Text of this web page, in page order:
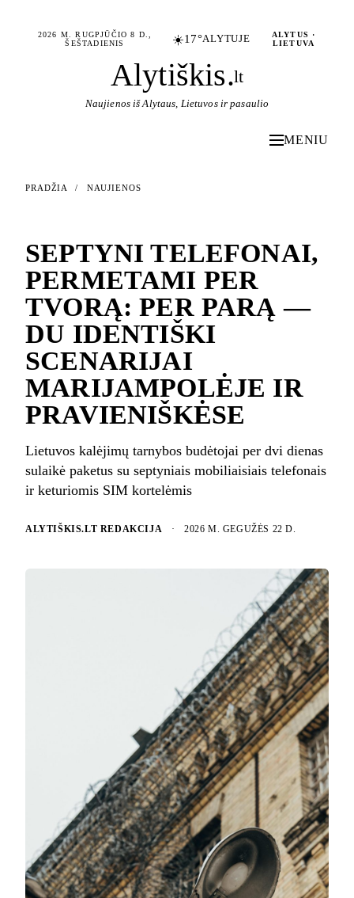
2026 M. RUGPJŪČIO 8 D.,
ŠEŠTADIENIS
☀️17°ALYTUJE
ALYTUS ·
LIETUVA
Alytiškis.lt
Naujienos iš Alytaus, Lietuvos ir pasaulio
MENIU
PRADŽIA / NAUJIENOS
SEPTYNI TELEFONAI,
PERMETAMI PER
TVORĄ: PER PARĄ —
DU IDENTIŠKI
SCENARIJAI
MARIJAMPOLĖJE IR
PRAVIENIŠKĖSE
Lietuvos kalėjimų tarnybos budėtojai per dvi dienas
sulaikė paketus su septyniais mobiliaisiais telefonais
ir keturiomis SIM kortelėmis
ALYTIŠKIS.LT REDAKCIJA · 2026 M. GEGUŽĖS 22 D.